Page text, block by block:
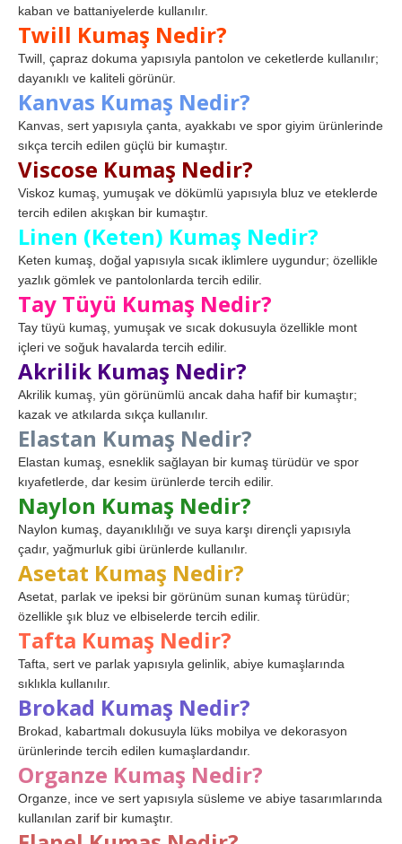
kaban ve battaniyelerde kullanılır.
Twill Kumaş Nedir?
Twill, çapraz dokuma yapısıyla pantolon ve ceketlerde kullanılır;
dayanıklı ve kaliteli görünür.
Kanvas Kumaş Nedir?
Kanvas, sert yapısıyla çanta, ayakkabı ve spor giyim ürünlerinde
sıkça tercih edilen güçlü bir kumaştır.
Viscose Kumaş Nedir?
Viskoz kumaş, yumuşak ve dökümlü yapısıyla bluz ve eteklerde
tercih edilen akışkan bir kumaştır.
Linen (Keten) Kumaş Nedir?
Keten kumaş, doğal yapısıyla sıcak iklimlere uygundur; özellikle
yazlık gömlek ve pantolonlarda tercih edilir.
Tay Tüyü Kumaş Nedir?
Tay tüyü kumaş, yumuşak ve sıcak dokusuyla özellikle mont
içleri ve soğuk havalarda tercih edilir.
Akrilik Kumaş Nedir?
Akrilik kumaş, yün görünümlü ancak daha hafif bir kumaştır;
kazak ve atkılarda sıkça kullanılır.
Elastan Kumaş Nedir?
Elastan kumaş, esneklik sağlayan bir kumaş türüdür ve spor
kıyafetlerde, dar kesim ürünlerde tercih edilir.
Naylon Kumaş Nedir?
Naylon kumaş, dayanıklılığı ve suya karşı dirençli yapısıyla
çadır, yağmurluk gibi ürünlerde kullanılır.
Asetat Kumaş Nedir?
Asetat, parlak ve ipeksi bir görünüm sunan kumaş türüdür;
özellikle şık bluz ve elbiselerde tercih edilir.
Tafta Kumaş Nedir?
Tafta, sert ve parlak yapısıyla gelinlik, abiye kumaşlarında
sıklıkla kullanılır.
Brokad Kumaş Nedir?
Brokad, kabartmalı dokusuyla lüks mobilya ve dekorasyon
ürünlerinde tercih edilen kumaşlardandır.
Organze Kumaş Nedir?
Organze, ince ve sert yapısıyla süsleme ve abiye tasarımlarında
kullanılan zarif bir kumaştır.